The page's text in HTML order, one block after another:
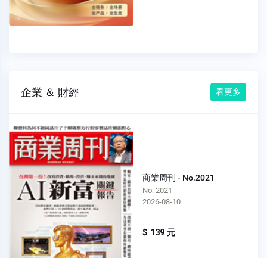
企業 ＆ 財經 看更多
商業周刊 - No.2021
No. 2021
2026-08-10
$ 139 元